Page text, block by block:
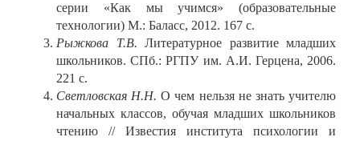
серии «Как мы учимся» (образовательные
технологии) М.: Баласс, 2012. 167 с.
Рыжкова Т.В. Литературное развитие младших
школьников. СПб.: РГПУ им. А.И. Герцена, 2006.
221 с.
Светловская Н.Н. О чем нельзя не знать учителю
начальных классов, обучая младших школьников
чтению // Известия института психологии и